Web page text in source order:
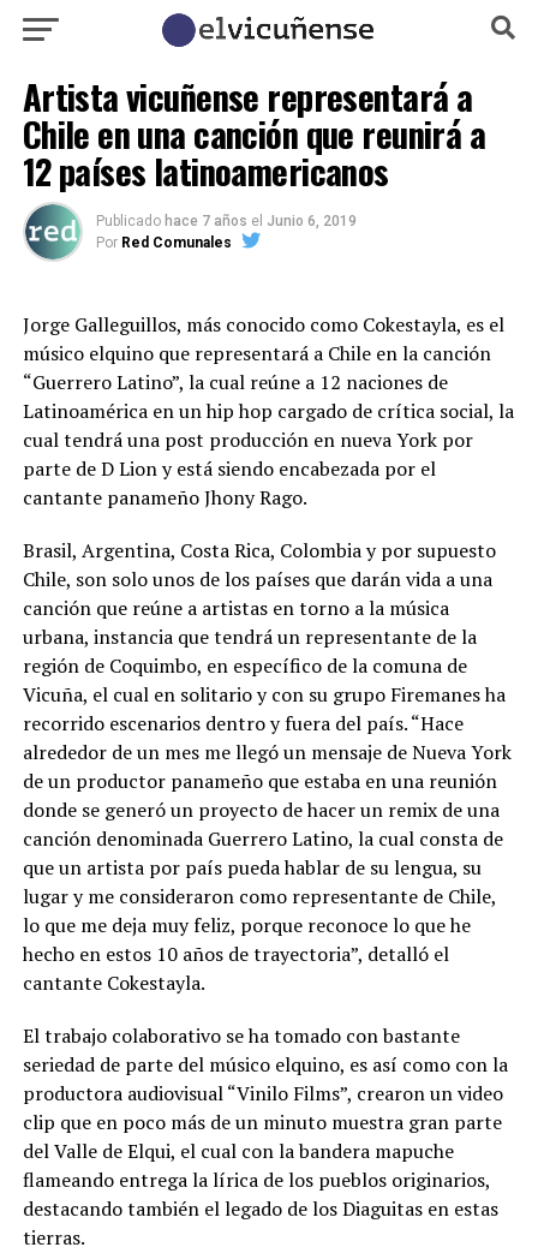
Artista vicuñense representará a
Chile en una canción que reunirá a
12 países latinoamericanos
Publicado hace 7 años el Junio 6, 2019
Por Red Comunales
Jorge Galleguillos, más conocido como Cokestayla, es el
músico elquino que representará a Chile en la canción
“Guerrero Latino”, la cual reúne a 12 naciones de
Latinoamérica en un hip hop cargado de crítica social, la
cual tendrá una post producción en nueva York por
parte de D Lion y está siendo encabezada por el
cantante panameño Jhony Rago.
Brasil, Argentina, Costa Rica, Colombia y por supuesto
Chile, son solo unos de los países que darán vida a una
canción que reúne a artistas en torno a la música
urbana, instancia que tendrá un representante de la
región de Coquimbo, en específico de la comuna de
Vicuña, el cual en solitario y con su grupo Firemanes ha
recorrido escenarios dentro y fuera del país. “Hace
alrededor de un mes me llegó un mensaje de Nueva York
de un productor panameño que estaba en una reunión
donde se generó un proyecto de hacer un remix de una
canción denominada Guerrero Latino, la cual consta de
que un artista por país pueda hablar de su lengua, su
lugar y me consideraron como representante de Chile,
lo que me deja muy feliz, porque reconoce lo que he
hecho en estos 10 años de trayectoria”, detalló el
cantante Cokestayla.
El trabajo colaborativo se ha tomado con bastante
seriedad de parte del músico elquino, es así como con la
productora audiovisual “Vinilo Films”, crearon un video
clip que en poco más de un minuto muestra gran parte
del Valle de Elqui, el cual con la bandera mapuche
flameando entrega la lírica de los pueblos originarios,
destacando también el legado de los Diaguitas en estas
tierras.